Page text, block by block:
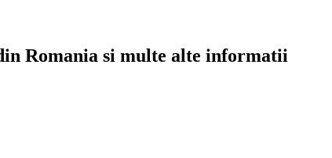
Romania si multe alte informatii